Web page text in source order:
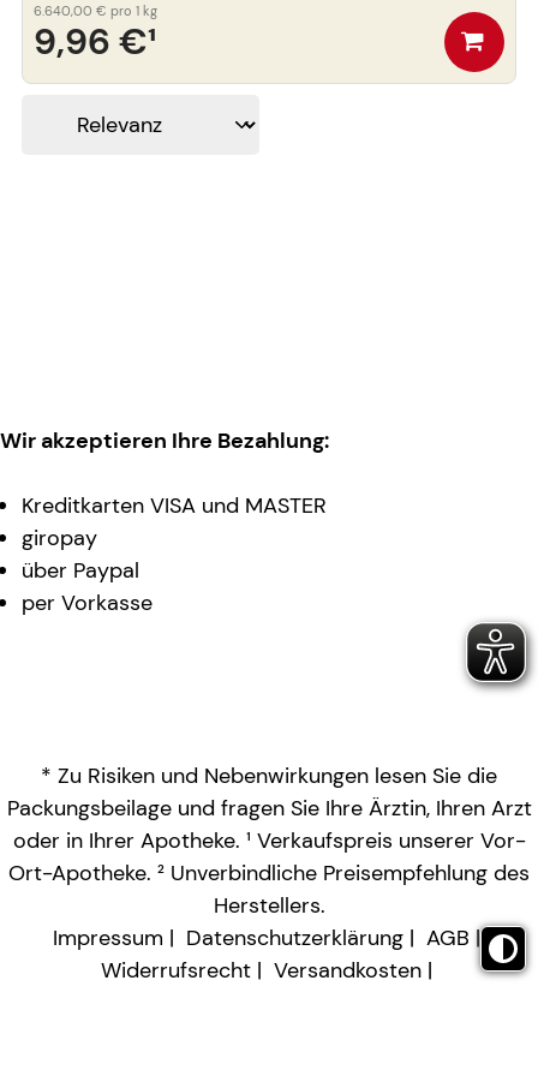
9,96 €¹
6.640,00 € pro 1 kg
Wir akzeptieren Ihre Bezahlung:
Kreditkarten VISA und MASTER
giropay
über Paypal
per Vorkasse
* Zu Risiken und Nebenwirkungen lesen Sie die
Packungsbeilage und fragen Sie Ihre Ärztin, Ihren Arzt
oder in Ihrer Apotheke. ¹ Verkaufspreis unserer Vor-
Ort-Apotheke. ² Unverbindliche Preisempfehlung des
Herstellers.
Impressum
Datenschutzerklärung
AGB
Widerrufsrecht
Versandkosten